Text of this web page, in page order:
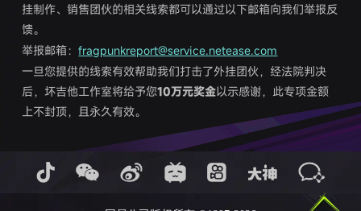
挂制作、销售团伙的相关线索都可以通过以下邮箱向我们举报反
馈。
举报邮箱：fragpunkreport@service.netease.com
一旦您提供的线索有效帮助我们打击了外挂团伙，经法院判决
后，坏吉他工作室将给予您10万元奖金以示感谢，此专项金额
上不封顶，且永久有效。